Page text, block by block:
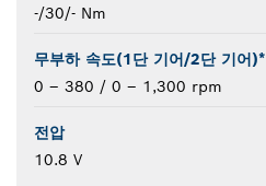
-/30/- Nm
무부하 속도(1단 기어/2단 기어)*
0 – 380 / 0 – 1,300 rpm
전압
10.8 V